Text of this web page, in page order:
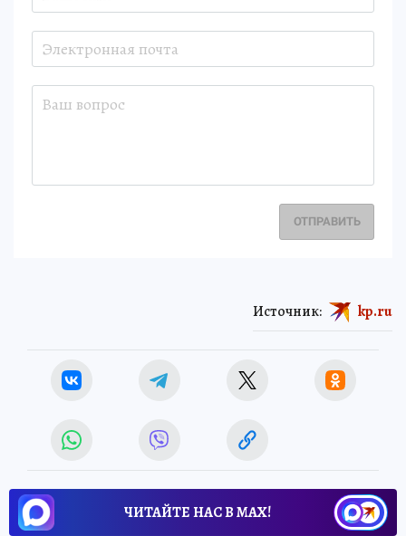
ОТПРАВИТЬ
Источник: kp.ru
ЧИТАЙТЕ НАС В МАХ!